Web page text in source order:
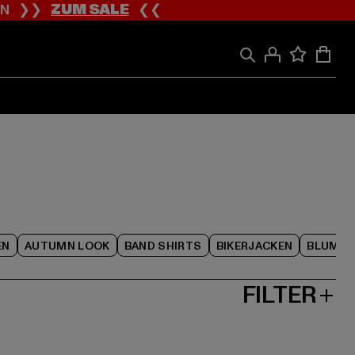
❯❯ZUM SALE❮❮
AUTUMN LOOK BAND SHIRTS BIKERJACKEN
FILTER